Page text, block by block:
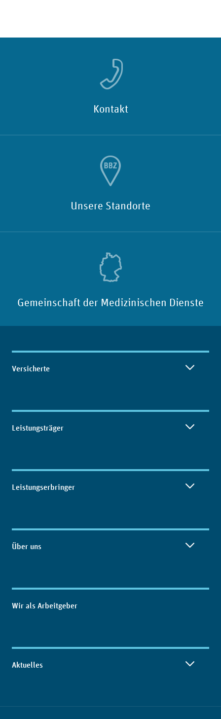
Kontakt
Unsere Standorte
Gemeinschaft der Medizinischen Dienste
Inhaltsübersicht
Versicherte
Leistungsträger
Leistungserbringer
Über uns
Wir als Arbeitgeber
Aktuelles